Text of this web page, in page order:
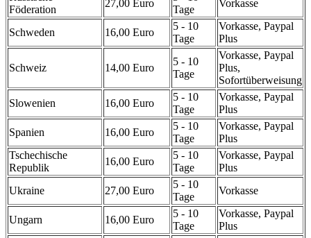
Föderation
27,00 Euro
Tage
Vorkasse
Schweden 16,00 Euro
5 - 10
Tage
Vorkasse, Paypal
Plus
Schweiz 14,00 Euro
5 - 10
Tage
Vorkasse, Paypal
Plus,
Sofortüberweisung
Slowenien
16,00 Euro
5 - 10
Tage
Vorkasse, Paypal
Plus
Spanien
16,00 Euro
5 - 10
Tage
Vorkasse, Paypal
Plus
Tschechische
Republik
16,00 Euro
5 - 10
Tage
Vorkasse, Paypal
Plus
Ukraine
27,00 Euro
5 - 10
Tage
Vorkasse
Ungarn 16,00 Euro
5 - 10
Tage
Vorkasse, Paypal
Plus